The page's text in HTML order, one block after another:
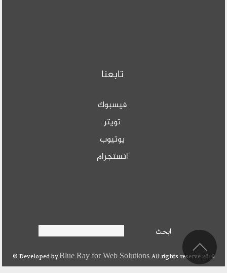
تابعنا
فيسبوك
تويتر
يوتيوب
انستجرام
ابحث
Search form
Developed byBlue Ray for Web Solutions All rights reserve 2016 ©